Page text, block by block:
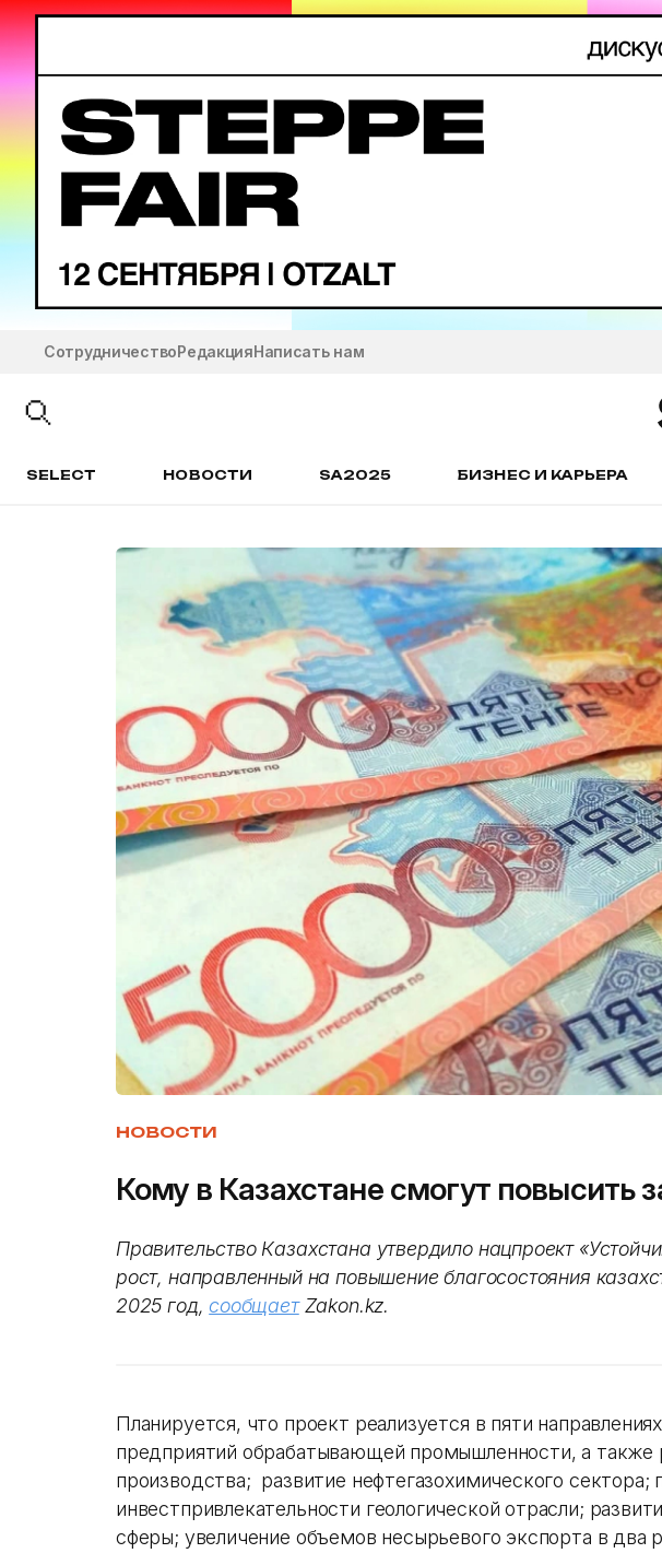
СотрудничествоРедакцияНаписать нам
SELECT НОВОСТИ SA2025 БИЗНЕС И КАРЬЕРА
НОВОСТИ
Кому в Казахстане смогут повысить
Правительство Казахстана утвердило нацпроект
рост, направленный на повышение благосостояния
2025 год,сообщаетZakon.kz.
Планируется, что проект реализуется в пяти
предприятий обрабатывающей промышленности, а также
производства; развитие нефтегазохимического сектора;
инвестпривлекательности геологической отрасли;
сферы; увеличение объемов несырьевого экспорта в два